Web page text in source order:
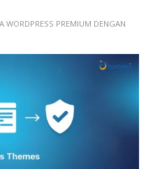
WORDPRESS PREMIUM DENGAN